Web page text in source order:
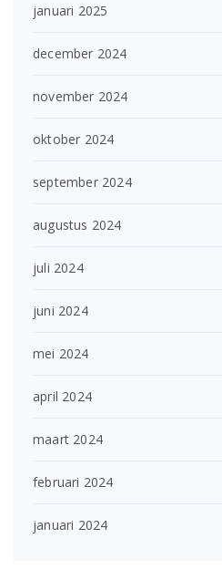
januari 2025
december 2024
november 2024
oktober 2024
september 2024
augustus 2024
juli 2024
juni 2024
mei 2024
april 2024
maart 2024
februari 2024
januari 2024